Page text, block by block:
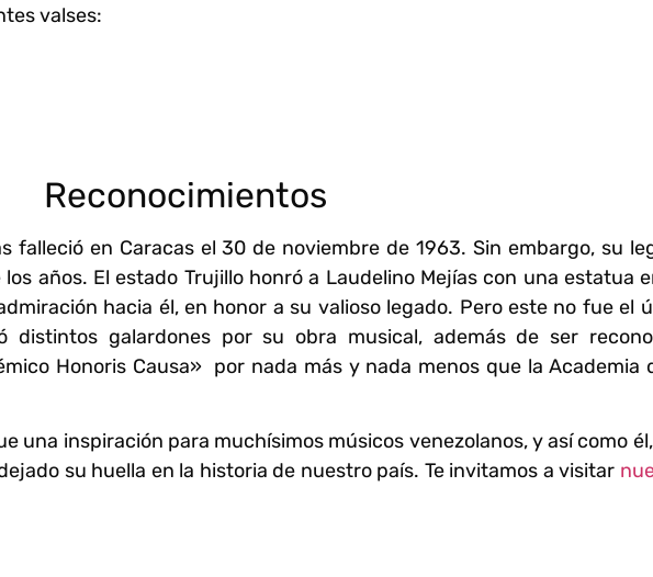
valses:
Reconocimientos
falleció en Caracas el 30 de noviembre de 1963. Sin embargo, su
años. El estado Trujillo honró a Laudelino Mejías con una estatua
hacia él, en honor a su valioso legado. Pero este no fue el
distintos galardones por su obra musical, además de ser
Honoris Causa» por nada más y nada menos que la Academia
una inspiración para muchísimos músicos venezolanos, y así como
su huella en la historia de nuestro país. Te invitamos a visitar